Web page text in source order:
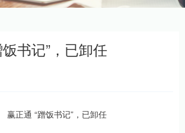
书记”，已卸任